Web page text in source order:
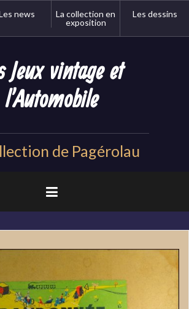
news
La collection en
exposition
Les dessins
Jeux vintage et
l'Automobile
de Pagérolau